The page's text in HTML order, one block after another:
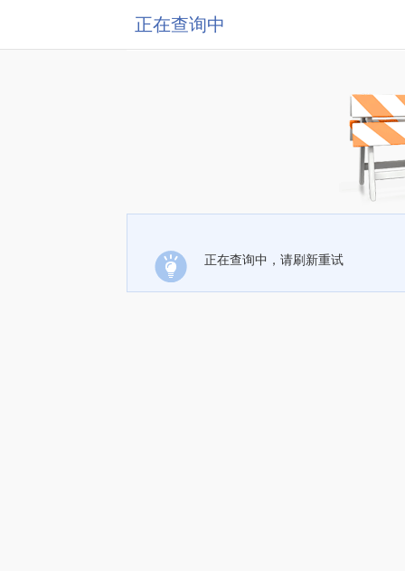
正在查询中
正在查询中，请刷新重试